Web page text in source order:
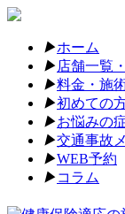
▶︎ホーム
▶︎店舗一覧
▶︎料金・施
▶︎初めての
▶︎お悩みの
▶︎交通事故
▶︎WEB予約
▶︎コラム